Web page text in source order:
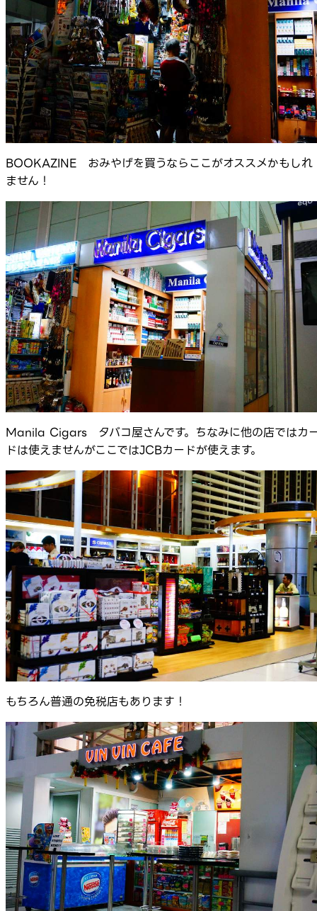
BOOKAZINE おみやげを買うならここがオススメかもしれ
ません！
Manila Cigars タバコ屋さんです。ちなみに他の店ではカ
ドは使えませんがここではJCBカードが使えます。
もちろん普通の免税店もあります！